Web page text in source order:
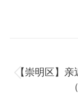
章
【崇明区】亲